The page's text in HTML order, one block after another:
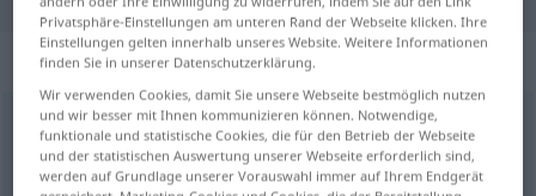
„Gelegenheit“: Femininum
Gelegenheitf
Übersicht aller Übersetzungen
Privatsphäre-Einstellungen am unteren Rand der Webseite klicken. Ihre
Einstellungen gelten innerhalb unseres Website. Weitere Informationen
finden Sie in unserer Datenschutzerklärung.
Wir verwenden Cookies, damit Sie unsere Webseite bestmöglich nutzen
und wir besser mit Ihnen kommunizieren können. Notwendige,
funktionale und statistische Cookies, die für den Betrieb der Webseite
und der statistischen Auswertung unserer Webseite erforderlich sind,
werden auf Grundlage unserer Vorauswahl immer auf Ihrem Endgerät